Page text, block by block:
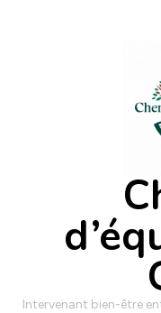
Intervenant bien-être